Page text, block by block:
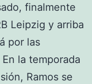
finalmente
Leipzig y arriba
por las
la temporada
Ramos se